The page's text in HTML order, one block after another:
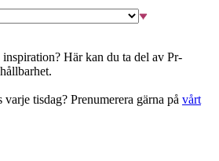
Här kan du ta del av Pr-
tisdag? Prenumerera gärna på vårt